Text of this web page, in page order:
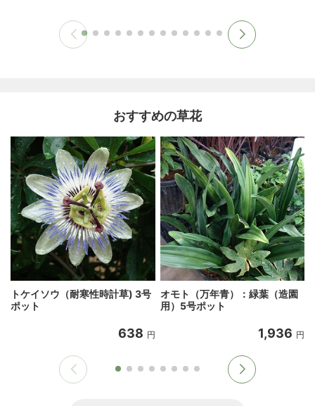
おすすめの草花
トケイソウ（耐寒性時計草) 3号
ポット
638 円
オモト（万年青）：緑葉（造園
用）5号ポット
1,936 円